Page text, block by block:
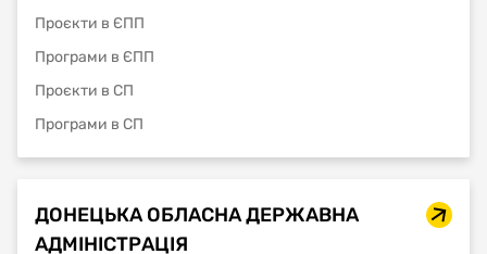
Проєкти в ЄПП
Програми в ЄПП
Проєкти в СП
Програми в СП
ДОНЕЦЬКА ОБЛАСНА ДЕРЖАВНА
АДМІНІСТРАЦІЯ